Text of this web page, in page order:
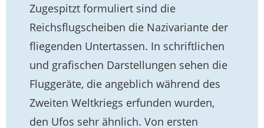
Zugespitzt formuliert sind die
Reichsflugscheiben die Nazivariante der
fliegenden Untertassen. In schriftlichen
und grafischen Darstellungen sehen die
Fluggeräte, die angeblich während des
Zweiten Weltkriegs erfunden wurden,
den Ufos sehr ähnlich. Von ersten